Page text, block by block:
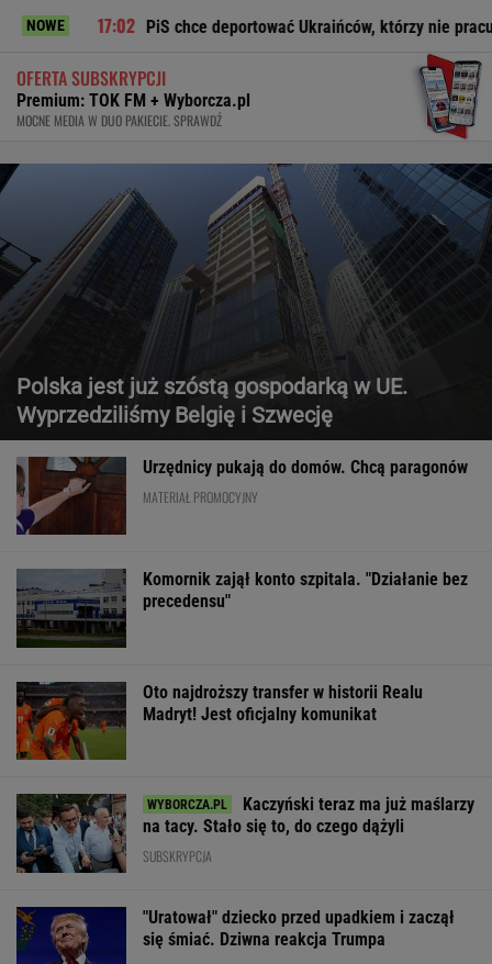
NOWEPiS chce deportować Ukraińców, którzy nie pracują legalnie
OFERTA SUBSKRYPCJI
Premium: TOK FM + Wyborcza.pl
MOCNE MEDIA W DUO PAKIECIE. SPRAWDŹ
Polska jest już szóstą gospodarką w UE.
Wyprzedziliśmy Belgię i Szwecję
Urzędnicy pukają do domów. Chcą paragonów
MATERIAŁ PROMOCYJNY
Komornik zajął konto szpitala. "Działanie bez
precedensu"
Oto najdroższy transfer w historii Realu
Madryt! Jest oficjalny komunikat
Kaczyński teraz ma już maślarzy
na tacy. Stało się to, do czego dążyli
SUBSKRYPCJA
"Uratował" dziecko przed upadkiem i zaczął
się śmiać. Dziwna reakcja Trumpa